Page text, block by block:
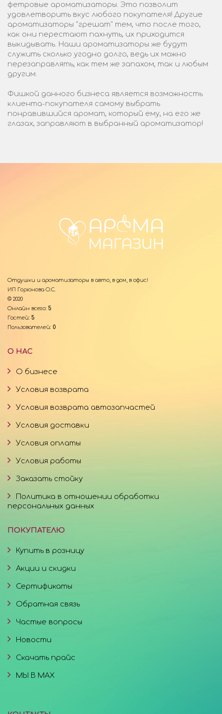
фетровые ароматизаторы. Это позволит
удовлетворить вкус любого покупателя! Другие
ароматизаторы "грешат" тем, что после того,
как они перестают пахнуть, их приходится
выкидывать. Наши ароматизаторы же будут
служить сколько угодно долго, ведь их можно
перезаправлять, как тем же запахом, так и любым
другим.
Фишкой данного бизнеса является возможность
клиента-покупателя самому выбрать
понравившийся аромат, который ему, на его же
глазах, заправляют в выбранный ароматизатор!
Отдушки и ароматизаторы в авто, в дом, в офис!
ИП Горюнова О.С.
© 2020
Онлайн всего: 5
Гостей: 5
Пользователей: 0
О НАС
О бизнесе
Условия возврата
Условия возврата автозапчастей
Условия доставки
Условия оплаты
Условия работы
Заказать стойку
Политика в отношении обработки
персональных данных
ПОКУПАТЕЛЮ
Купить в розницу
Акции и скидки
Сертификаты
Обратная связь
Частые вопросы
Новости
Скачать прайс
МЫ В MAX